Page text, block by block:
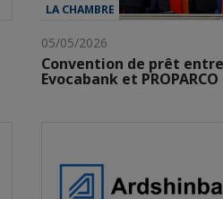
LA CHAMBRE
05/05/2026
Convention de prêt entre
Evocabank et PROPARCO